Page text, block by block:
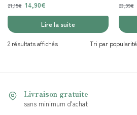
21,15€ 14,90€
Lire la suite
23,99€
2 résultats affichés
Livraison gratuite
sans minimum d'achat